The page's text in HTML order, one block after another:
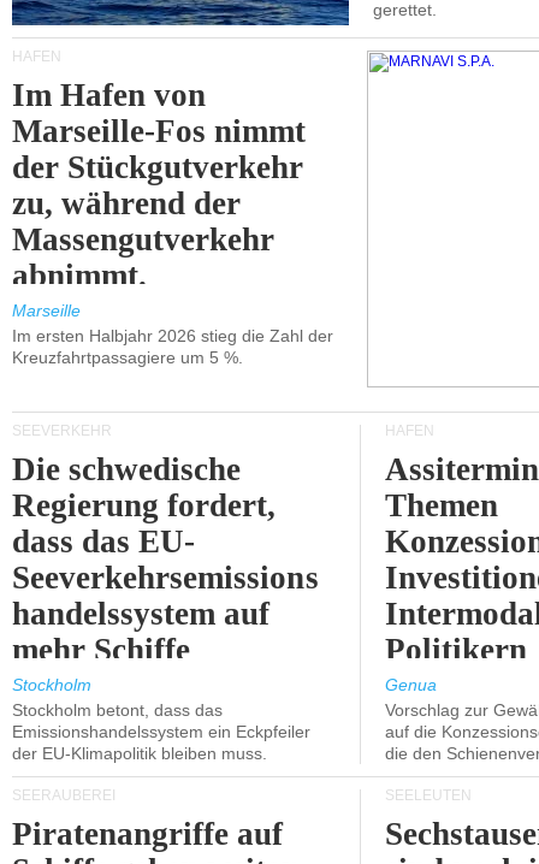
gerettet.
HÄFEN
Im Hafen von
Marseille-Fos nimmt
der Stückgutverkehr
zu, während der
Massengutverkehr
abnimmt.
Marseille
Im ersten Halbjahr 2026 stieg die Zahl der
Kreuzfahrtpassagiere um 5 %.
SEEVERKEHR
Die schwedische
Regierung fordert,
dass das EU-
Seeverkehrsemissions
handelssystem auf
mehr Schiffe
ausgeweitet wird.
Stockholm
Stockholm betont, dass das
Emissionshandelssystem ein Eckpfeiler
der EU-Klimapolitik bleiben muss.
HÄFEN
Themen
Politikern
Genua
Vorschlag zur
auf die
die den
SEERÄUBEREI
Piratenangriffe auf
SEELEUTEN